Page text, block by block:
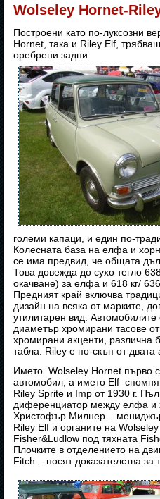
Wolseley Hornet-
Построени като по-луксозни
Hornet, така и Riley Elf,
оребрени задни
големи капаци, и един по-
Колесната база на елфа и
се има предвид, че общата
Това довежда до сухо тегло
окачване) за елфа и 618 кг/
Предният край включва
дизайн на всяка от марките,
утилитарен вид.
диаметър хромирани тасове
хромирани акценти, различна
табла. Riley е по-скъп от двата
Името Wolseley Hornet първо
автомобил, а името Elf спомня
Riley Sprite и Imp от 1930 г.
диференциатор между елфа и
Христофър Милнер –
Riley Elf и органите на
Fisher&Ludlow под тяхната
Плочките в отделението на
Fitch – носят доказателства за